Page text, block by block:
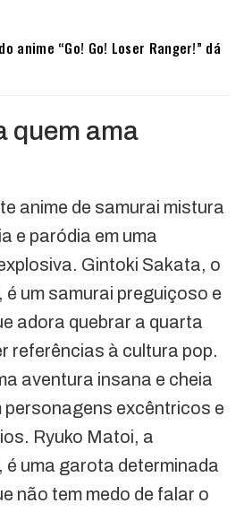
anime “Go! Go! Loser Ranger!” dá
quem ama
anime de samurai mistura
e paródia em uma
Gintoki Sakata, o
um samurai preguiçoso e
adora quebrar a quarta
referências à cultura pop.
aventura insana e cheia
personagens excêntricos e
Ryuko Matoi, a
uma garota determinada
não tem medo de falar o